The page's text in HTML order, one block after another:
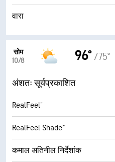
वारा
सोम
10/8
96° /75°
अंशतः सूर्यप्रकाशित
RealFeel®
RealFeel Shade™
कमाल अतिनील निर्देशांक